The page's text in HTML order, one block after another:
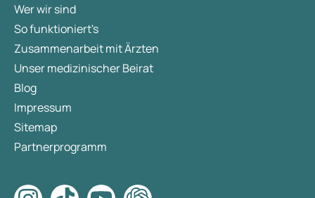
Wer wir sind
So funktioniert's
Zusammenarbeit mit Ärzten
Unser medizinischer Beirat
Blog
Impressum
Sitemap
Partnerprogramm